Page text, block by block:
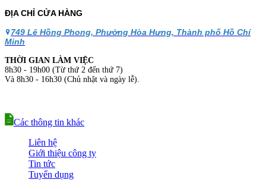
ĐỊA CHỈ CỬA HÀNG
749 Lê Hồng Phong, Phường Hòa Hưng, Thành phố Hồ Chí
Minh
THỜI GIAN LÀM VIỆC
8h30 - 19h00 (Từ thứ 2 đến thứ 7)
Và 8h30 - 16h30 (Chủ nhật và ngày lễ).
Các thông tin khác
Liên hệ
Giới thiệu công ty
Tin tức
Tuyển dụng